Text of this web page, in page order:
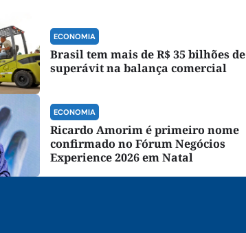
ECONOMIA
Brasil tem mais de R$ 35 bilhões de
superávit na balança comercial
ECONOMIA
Ricardo Amorim é primeiro nome
confirmado no Fórum Negócios
Experience 2026 em Natal